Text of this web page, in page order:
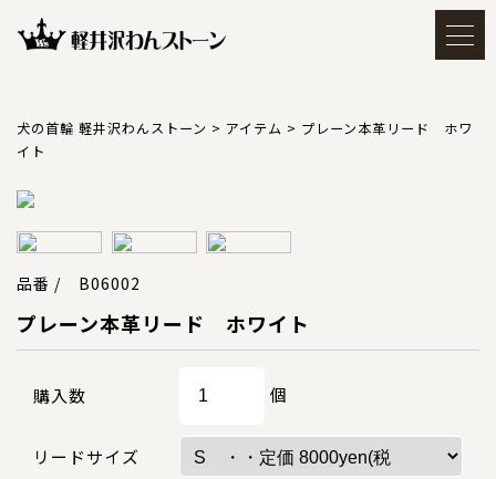
CATEGORY カテゴリー
犬の首輪 軽井沢わんストーン > アイテム > プレーン本革リード ホワ
イト
品番 / B06002
プレーン本革リード ホワイト
購入数 個
リードサイズ